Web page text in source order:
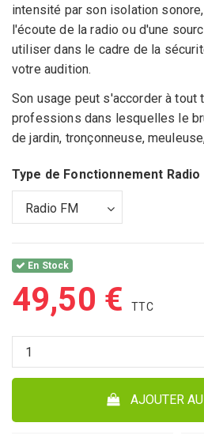
intensité par son isolation
l'écoute de la radio ou d'une
utiliser dans le cadre de la
votre audition.
Son usage peut s'accorder à tout
professions dans lesquelles le
de jardin, tronçonneuse,
Type de Fonctionnement Radio
En Stock
49,50 €
AJOUTER